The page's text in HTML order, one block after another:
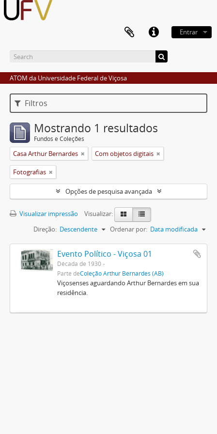
Entrar
ATOM da Universidade Federal de Viçosa
Filtros
Mostrando 1 resultados
Fundos e Coleções
Casa Arthur Bernardes Com objetos digitais
Fotografias
Opções de pesquisa avançada
Visualizar impressão
Visualizar:
Ordenar por: Data modificada
Direção: Descendente
Evento Político - Viçosa 01
Década de 1930
Parte deColeção Arthur Bernardes (AB)
Viçosenses aguardando Arthur Bernardes em sua
residência.